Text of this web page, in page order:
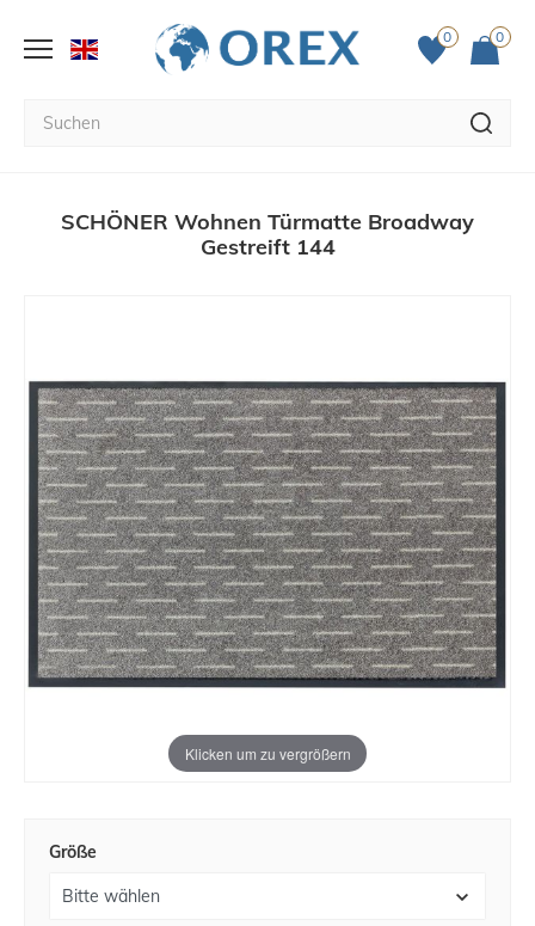
0 0
SCHÖNER Wohnen Türmatte Broadway
Gestreift 144
Klicken um zu vergrößern
Größe